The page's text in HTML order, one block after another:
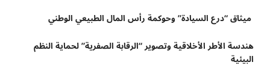
ميثاق “درع السيادة” وحوكمة رأس المال الطبيعي الوطني
هندسة الأطر الأخلاقية وتصوير “الرقابة الصفرية” لحماية النظم
البيئية